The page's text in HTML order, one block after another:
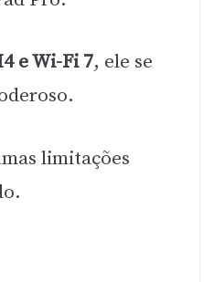
e Wi-Fi 7, ele se
limitações